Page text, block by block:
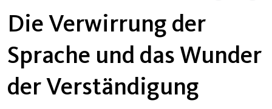
Die Verwirrung der
Sprache und das Wunder
der Verständigung